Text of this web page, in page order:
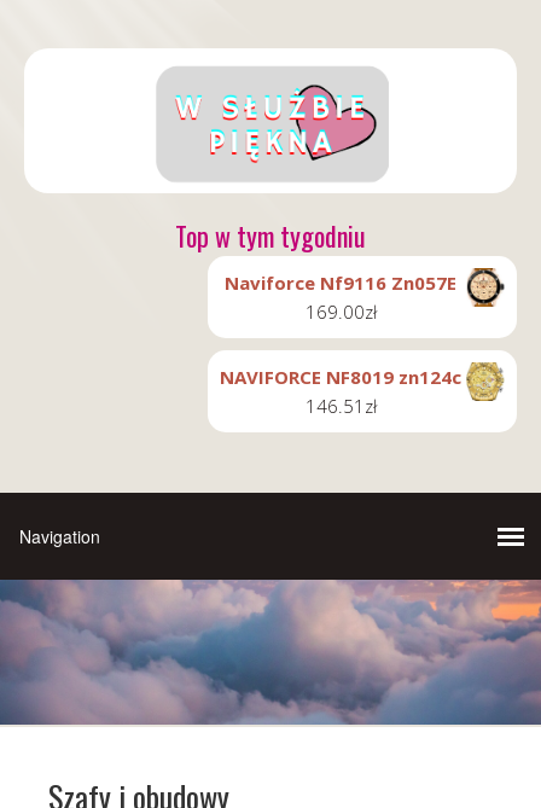
Top w tym tygodniu
Naviforce Nf9116 Zn057E
169.00zł
NAVIFORCE NF8019 zn124c
146.51 zł
Szafy i obudowy